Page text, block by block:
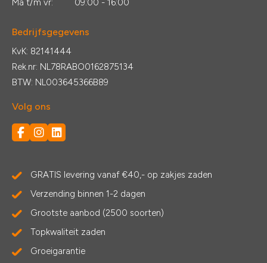
Ma t/m vr: 09:00 - 16:00
Bedrijfsgegevens
KvK: 82141444
Rek.nr: NL78RABO0162875134
BTW: NL003645366B89
Volg ons
GRATIS levering vanaf €40,- op zakjes zaden
Verzending binnen 1-2 dagen
Grootste aanbod (2500 soorten)
Topkwaliteit zaden
Groeigarantie